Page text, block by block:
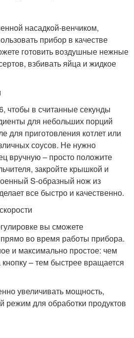
насадкой-венчиком,
прибор в качестве
готовить воздушные нежные
взбивать яйца и жидкое
чтобы в считанные секунды
для небольших порций
для приготовления котлет или
соусов. Не нужно
вручную – просто положите
закройте крышкой и
S-образный нож из
все быстро и качественно.
вы сможете
прямо во время работы прибора.
и максимально простое: чем
– тем быстрее вращается
увеличивать мощность,
режим для обработки продуктов